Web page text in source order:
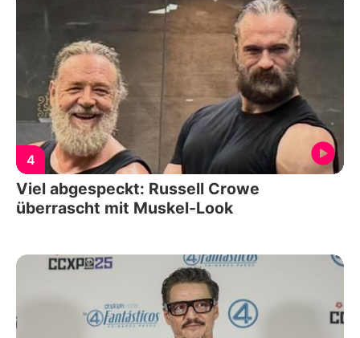
4
Viel abgespeckt: Russell Crowe
überrascht mit Muskel-Look